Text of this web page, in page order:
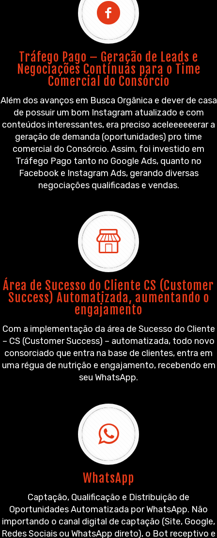
Tráfego Pago – Geração de Leads e
Negociações Contínuas para o Time
Comercial do Consórcio
Além dos avanços em Busca Orgânica e dever de casa
de possuir um bom Instagram atualizado e com
conteúdos interessantes, era preciso aceleeeeeerar a
geração de demanda (oportunidades) pro time
comercial do Consórcio. Assim, foi investido em
Tráfego Pago tanto no Google Ads, quanto no
Facebook e Instagram Ads, gerando diversas
negociações qualificadas e vendas.
Área de Sucesso do Cliente CS (Customer
Success) Automatizada, aumentando o
engajamento
Com a implementação da área de Sucesso do Cliente
– CS (Customer Success) – automatizada, todo novo
consorciado que entra na base de clientes, entra em
uma régua de nutrição e engajamento, recebendo em
seu WhatsApp.
WhatsApp
Captação, Qualificação e Distribuição de
Oportunidades Automatizada por WhatsApp. Não
importando o canal digital de captação (Site, Google,
Redes Sociais ou WhatsApp direto), o Bot receptivo e